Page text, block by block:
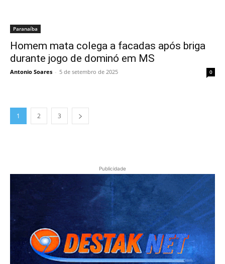
Paranaíba
Homem mata colega a facadas após briga
durante jogo de dominó em MS
Antonio Soares - 5 de setembro de 2025 0
1 2 3
Publicidade